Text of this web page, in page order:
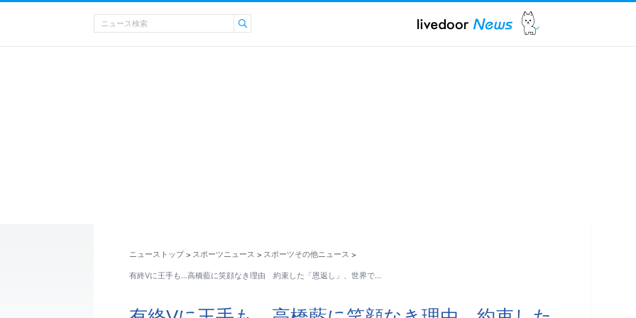
ニューストップ > スポーツニュース > スポーツその他ニュース >
有終Vに王手も…高橋藍に笑顔なき理由 約束した「恩返し」、世界で…